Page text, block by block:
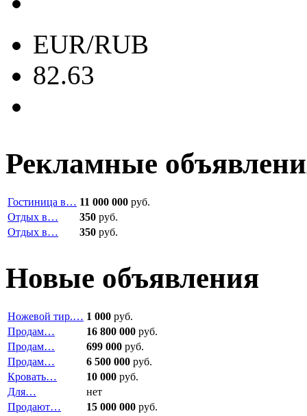
EUR/RUB
82.63
Рекламные
Гостиница в… 11 000 000 руб.
Отдых в…
350 руб.
Отдых в…
350 руб.
Новые объявления
Ножевой тир.… 1 000 руб.
Продам…
16 800 000 руб.
Продам…
699 000 руб.
Продам…
6 500 000 руб.
Кровать…
10 000 руб.
Для…
нет
Продают…
15 000 000 руб.